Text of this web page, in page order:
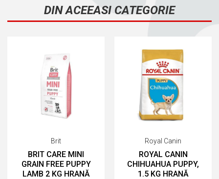
DIN ACEEASI CATEGORIE
Brit
BRIT CARE MINI
GRAIN FREE PUPPY
LAMB 2 KG HRANĂ
Royal Canin
ROYAL CANIN
CHIHUAHUA PUPPY,
1.5 KG HRANĂ